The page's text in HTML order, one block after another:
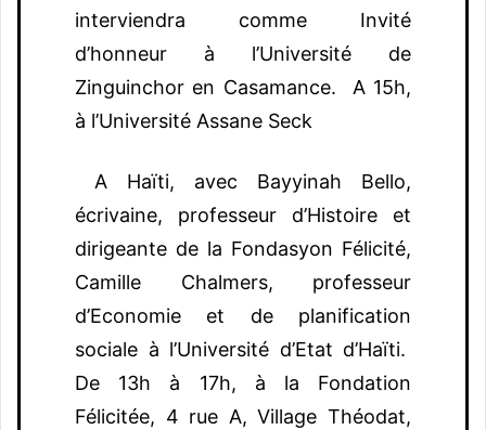
interviendra comme Invité
d’honneur à l’Université de
Zinguinchor en Casamance. A 15h,
à l’Université Assane Seck
A Haïti, avec Bayyinah Bello,
écrivaine, professeur d’Histoire et
dirigeante de la Fondasyon Félicité,
Camille Chalmers, professeur
d’Economie et de planification
sociale à l’Université d’Etat d’Haïti.
De 13h à 17h, à la Fondation
Félicitée, 4 rue A, Village Théodat,